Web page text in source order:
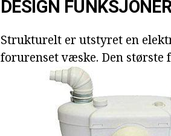
DESIGN
Strukturelt er utstyret en
forurenset væske. Den